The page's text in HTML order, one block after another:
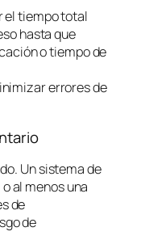
el tiempo total
hasta que
o tiempo de
errores de
Un sistema de
o al menos una
de
de